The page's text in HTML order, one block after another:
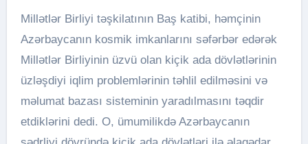
Millətlər Birliyi təşkilatının Baş katibi, həmçinin
Azərbaycanın kosmik imkanlarını səfərbər edərək
Millətlər Birliyinin üzvü olan kiçik ada dövlətlərinin
üzləşdiyi iqlim problemlərinin təhlil edilməsini və
məlumat bazası sisteminin yaradılmasını təqdir
etdiklərini dedi. O, ümumilikdə Azərbaycanın